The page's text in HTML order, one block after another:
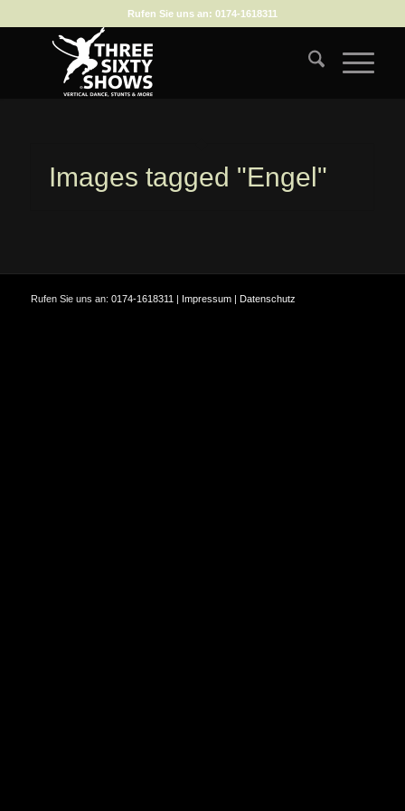
Rufen Sie uns an: 0174-1618311
Images tagged "Engel"
Rufen Sie uns an: 0174-1618311 | Impressum| Datenschutz